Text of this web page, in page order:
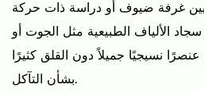
7
السجاد
لتلبية
الاحتياجات
غرفة ضيوف أو دراسة ذات حركة
الألياف الطبيعية مثل الجوت أو
نسيجيًا جميلاً دون القلق كثيرًا
بشأن التآكل.